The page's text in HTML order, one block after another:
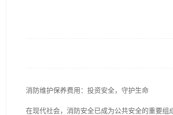
消防维护保养费用：投资安全，守护生命
在现代社会，消防安全已成为公共安全的重要组